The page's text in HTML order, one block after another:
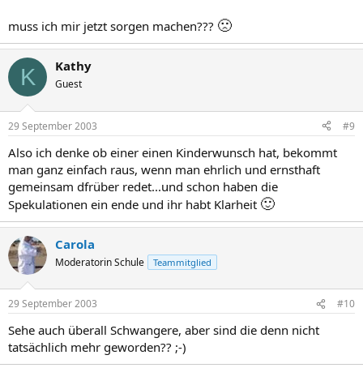
muss ich mir jetzt sorgen machen??? 🙁
K Kathy
Guest
29 September 2003 #9
Also ich denke ob einer einen Kinderwunsch hat, bekommt
man ganz einfach raus, wenn man ehrlich und ernsthaft
gemeinsam dfrüber redet...und schon haben die
Spekulationen ein ende und ihr habt Klarheit 🙂
Carola
Moderatorin Schule Teammitglied
29 September 2003 #10
Sehe auch überall Schwangere, aber sind die denn nicht
tatsächlich mehr geworden?? ;-)